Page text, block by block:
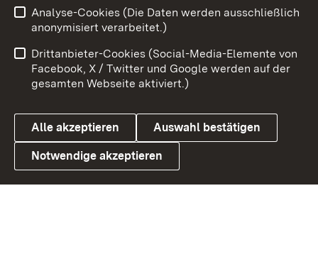
Link zum Landesportal
Benutzungshinweise
Barrierefreiheit
Datenschutz
Cookies
Analyse-Cookies (Die Daten werden ausschließlich
anonymisiert verarbeitet.)
Drittanbieter-Cookies (Social-Media-Elemente von
Facebook, X / Twitter und Google werden auf der
gesamten Webseite aktiviert.)
Alle akzeptieren Auswahl bestätigen
Notwendige akzeptieren